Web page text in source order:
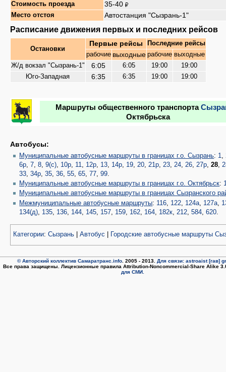
Стоимость проезда 35-40
Место отстоя Автостанция "Сызрань-1"
Расписание движения первых и последних рейсов
Остановки
Первые рейсы
Последние рейсы
рабочие выходные рабочие выходные
Ж/д вокзал "Сызрань-1"
6:05 6:05 19:00
19:00
Юго-Западная
6:35 6:35 19:00 19:00
Маршруты общественного транспорта
Октябрьска
Автобусы:
Муниципальные автобусные маршруты в границах г.о. Сызрань: 1,
6р, 7,8,9(с), 10р, 11, 12р, 13, 14р, 19,20,21р,23,24,26,27р,28,
33,34р,35,36,55,65, 77,99.
Муниципальные автобусные маршруты в границах г.о. Октябрьск:
Муниципальные автобусные маршруты в границах Сызранского
Межмуниципальные автобусные маршруты: 116 122 124а 127а
134(д)
135 136 144 145 157 159 162 164 182к 212 ,584 ,620
Категории: Сызрань Автобус Городские автобусные маршруты
© Авторский коллектив Самаратранс.info . 2005 - 2013. Для связи: astroaist [гав]
Все права защищены. Лицензионные правила Attribution-Noncommercial-Share Alike
для СМИ.